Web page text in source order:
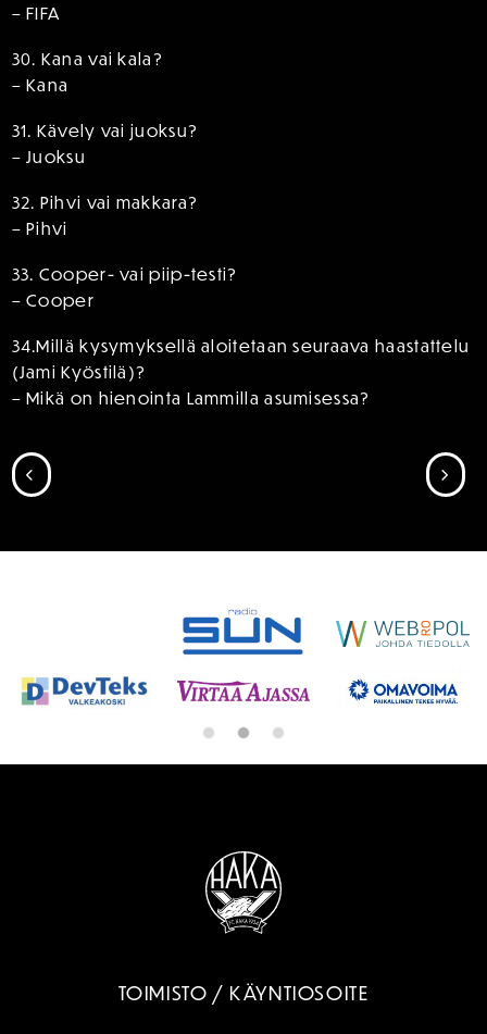
– FIFA
30. Kana vai kala?
– Kana
31. Kävely vai juoksu?
– Juoksu
32. Pihvi vai makkara?
– Pihvi
33. Cooper- vai piip-testi?
– Cooper
34.Millä kysymyksellä aloitetaan seuraava haastattelu
(Jami Kyöstilä)?
– Mikä on hienointa Lammilla asumisessa?
SIIRRY EDELLISEEN
TOIMISTO / KÄYNTIOSOITE